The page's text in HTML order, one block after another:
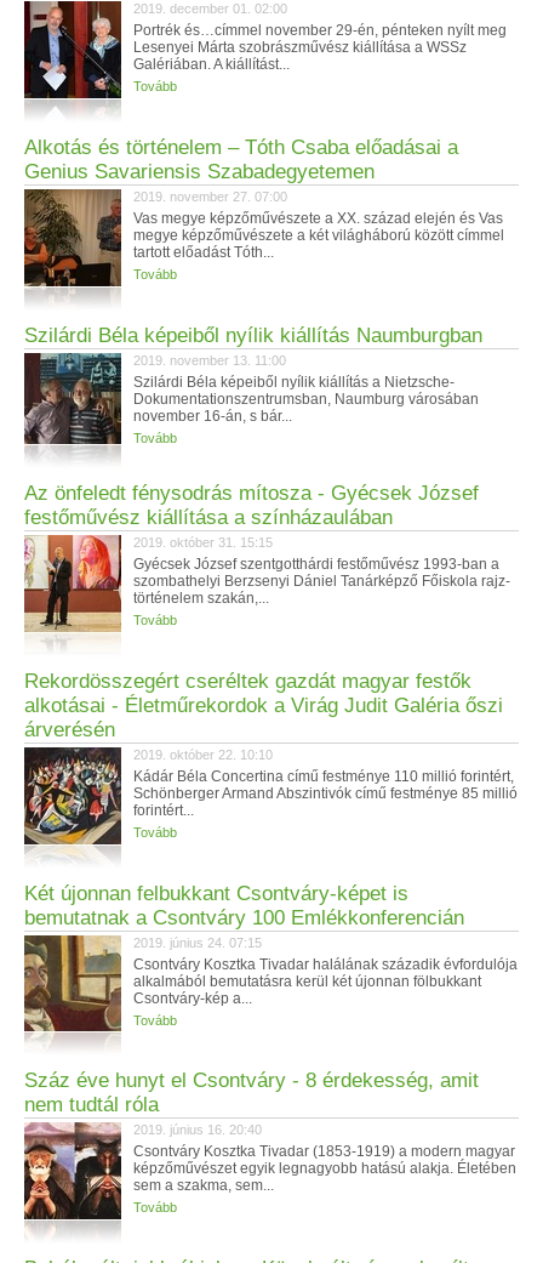
2019. december 01. 02:00
Portrék és…címmel november 29-én, pénteken nyílt meg
Lesenyei Márta szobrászművész kiállítása a WSSz
Galériában. A kiállítást...
Tovább
Alkotás és történelem – Tóth Csaba előadásai a
Genius Savariensis Szabadegyetemen
2019. november 27. 07:00
Vas megye képzőművészete a XX. század elején és Vas
megye képzőművészete a két világháború között címmel
tartott előadást Tóth...
Tovább
Szilárdi Béla képeiből nyílik kiállítás Naumburgban
2019. november 13. 11:00
Szilárdi Béla képeiből nyílik kiállítás a Nietzsche-
Dokumentationszentrumsban, Naumburg városában
november 16-án, s bár...
Tovább
Az önfeledt fénysodrás mítosza - Gyécsek József
festőművész kiállítása a színházaulában
2019. október 31. 15:15
Gyécsek József szentgotthárdi festőművész 1993-ban a
szombathelyi Berzsenyi Dániel Tanárképző Főiskola rajz-
történelem szakán,...
Tovább
Rekordösszegért cseréltek gazdát magyar festők
alkotásai - Életműrekordok a Virág Judit Galéria őszi
árverésén
2019. október 22. 10:10
Kádár Béla Concertina című festménye 110 millió forintért,
Schönberger Armand Abszintivók című festménye 85 millió
forintért...
Tovább
Két újonnan felbukkant Csontváry-képet is
bemutatnak a Csontváry 100 Emlékkonferencián
2019. június 24. 07:15
Csontváry Kosztka Tivadar halálának századik évfordulója
alkalmából bemutatásra kerül két újonnan fölbukkant
Csontváry-kép a...
Tovább
Száz éve hunyt el Csontváry - 8 érdekesség, amit
nem tudtál róla
2019. június 16. 20:40
Csontváry Kosztka Tivadar (1853-1919) a modern magyar
képzőművészet egyik legnagyobb hatású alakja. Életében
sem a szakma, sem...
Tovább